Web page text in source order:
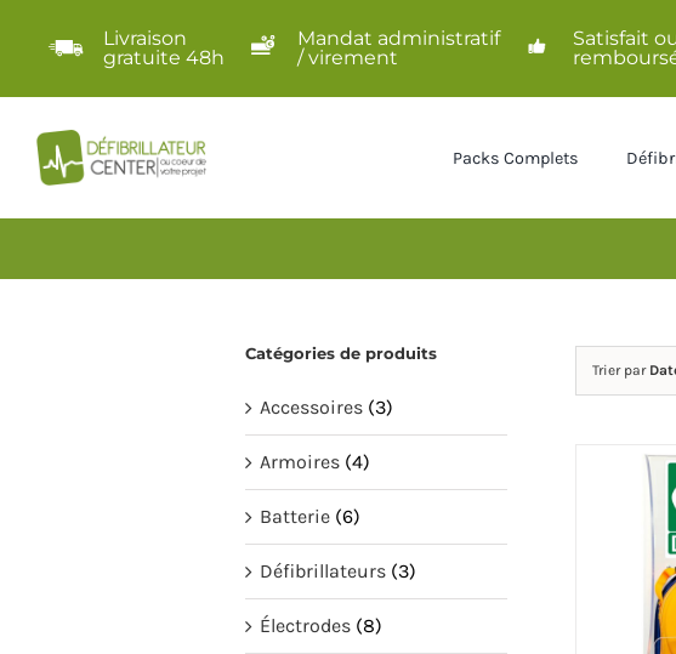
Livraison
gratuite 48h
Mandat administratif
/ virement
Satisfait
Packs Complets
Trier par
Catégories de produits
Accessoires (3)
Armoires (4)
Batterie (6)
Défibrillateurs (3)
Électrodes (8)